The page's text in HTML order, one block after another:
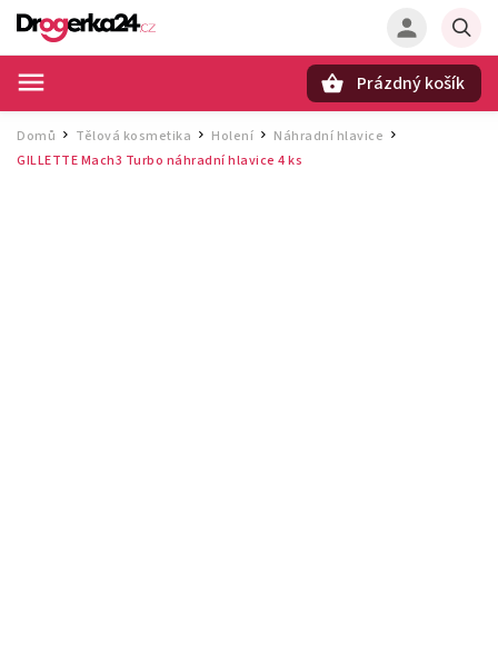
Prázdný košík
Domů / Tělová kosmetika / Holení / Náhradní hlavice /
GILLETTE Mach3 Turbo náhradní hlavice 4 ks